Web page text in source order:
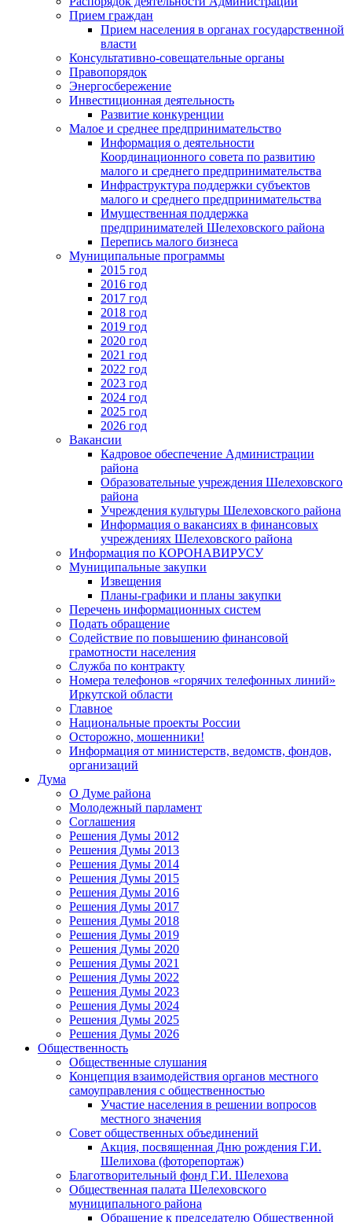
Прием граждан
Прием населения в органах государственной
власти
Консультативно-совещательные органы
Правопорядок
Энергосбережение
Инвестиционная деятельность
Развитие конкуренции
Малое и среднее предпринимательство
Информация о деятельности
Координационного совета по развитию
малого и среднего предпринимательства
Инфраструктура поддержки субъектов
малого и среднего предпринимательства
Имущественная поддержка
предпринимателей Шелеховского района
Перепись малого бизнеса
Муниципальные программы
2015 год
2016 год
2017 год
2018 год
2019 год
2020 год
2021 год
2022 год
2023 год
2024 год
2025 год
2026 год
Вакансии
Кадровое обеспечение Администрации
района
Образовательные учреждения Шелеховского
района
Учреждения культуры Шелеховского района
Информация о вакансиях в финансовых
учреждениях Шелеховского района
Информация по КОРОНАВИРУСУ
Муниципальные закупки
Извещения
Планы-графики и планы закупки
Перечень информационных систем
Подать обращение
Содействие по повышению финансовой
грамотности населения
Служба по контракту
Номера телефонов «горячих телефонных линий»
Иркутской области
Главное
Национальные проекты России
Осторожно, мошенники!
Информация от министерств, ведомств, фондов,
организаций
Дума
О Думе района
Молодежный парламент
Соглашения
Решения Думы 2012
Решения Думы 2013
Решения Думы 2014
Решения Думы 2015
Решения Думы 2016
Решения Думы 2017
Решения Думы 2018
Решения Думы 2019
Решения Думы 2020
Решения Думы 2021
Решения Думы 2022
Решения Думы 2023
Решения Думы 2024
Решения Думы 2025
Решения Думы 2026
Общественность
Общественные слушания
Концепция взаимодействия органов местного
самоуправления с общественностью
Участие населения в решении вопросов
местного значения
Совет общественных объединений
Акция, посвященная Дню рождения Г.И.
Шелихова (фоторепортаж)
Благотворительный фонд Г.И. Шелехова
Общественная палата Шелеховского
муниципального района
Обращение к председателю Общественной